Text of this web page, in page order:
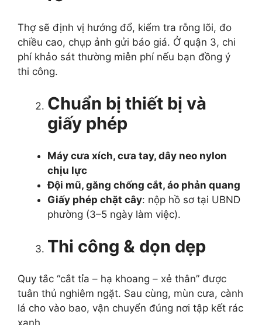
Thợ sẽ định vị hướng đổ, kiểm tra rỗng lõi, đo
chiều cao, chụp ảnh gửi báo giá. Ở quận 3, chi
phí khảo sát thường miễn phí nếu bạn đồng ý
thi công.
Chuẩn bị thiết bị và
giấy phép
Máy cưa xích, cưa tay, dây neo nylon
chịu lực
Đội mũ, găng chống cắt, áo phản quang
Giấy phép chặt cây: nộp hồ sơ tại UBND
phường (3–5 ngày làm việc).
Thi công & dọn dẹp
Quy tắc “cắt tỉa – hạ khoang – xẻ thân” được
tuân thủ nghiêm ngặt. Sau cùng, mùn cưa, cành
lá cho vào bao, vận chuyển đúng nơi tập kết rác
xanh.